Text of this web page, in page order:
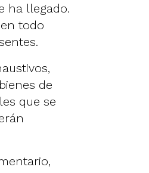
ha llegado.
todo
de
que se